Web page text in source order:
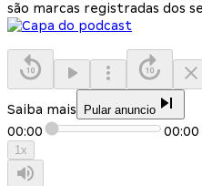
são marcas registradas dos
Saiba mais Pular anuncio
00:00 00:00
1x